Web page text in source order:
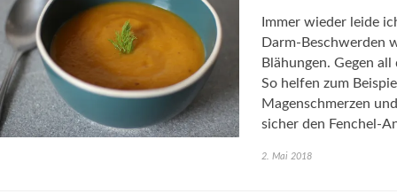
Immer wieder leide
Darm-Beschwerden
Blähungen. Gegen
So helfen zum
Magenschmerzen
sicher den Fenchel-
2. Mai 2018